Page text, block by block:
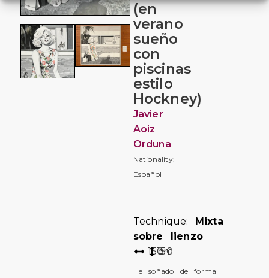
(en
verano
sueño
con
piscinas
estilo
Hockney)
Javier
Aoiz
Orduna
Nationality:
Español
Technique: Mixta
sobre lienzo
150150
cm
He soñado de forma